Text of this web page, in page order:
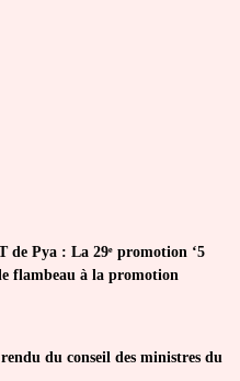
de Pya : La 29ᵉ promotion ‘5
flambeau à la promotion
du conseil des ministres du